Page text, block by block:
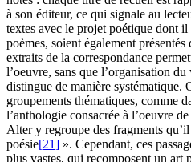
à son éditeur, ce qui signale au
textes avec le projet poétique dont
poèmes, soient également présentés
extraits de la correspondance
l’oeuvre, sans que l’organisation
distingue de manière systématique.
groupements thématiques, comme
l’anthologie consacrée à l’oeuvre
Alter y regroupe des fragments
poésie[21] ». Cependant, ces
plus vastes, qui recomposent un art